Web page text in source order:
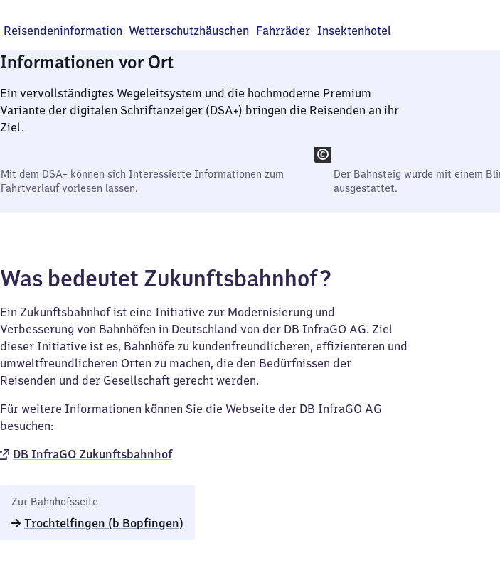
Reisendeninformation Wetterschutzhäuschen Fahrräder Insektenhotel
Informationen vor Ort
Ein vervollständigtes Wegeleitsystem und die hochmoderne Premium
Variante der digitalen Schriftanzeiger (DSA+) bringen die Reisenden an ihr
Ziel.
Mit dem DSA+ können sich Interessierte Informationen zum
Fahrtverlauf vorlesen lassen.
Der Bahnsteig wurde mit einem
ausgestattet.
Was bedeutet Zukunftsbahnhof?
Ein Zukunftsbahnhof ist eine Initiative zur Modernisierung und
Verbesserung von Bahnhöfen in Deutschland von der DB InfraGO AG. Ziel
dieser Initiative ist es, Bahnhöfe zu kundenfreundlicheren, effizienteren und
umweltfreundlicheren Orten zu machen, die den Bedürfnissen der
Reisenden und der Gesellschaft gerecht werden.
Für weitere Informationen können Sie die Webseite der DB InfraGO AG
besuchen:
DB InfraGO Zukunftsbahnhof​
Zur Bahnhofsseite
Trochtelfingen (b Bopfingen)